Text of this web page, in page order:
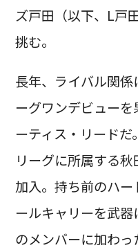
ズ戸田（以下、L戸
挑む。
長年、ライバル関
ーグワンデビュー
ーティス・リード
リーグに所属する
加入。持ち前のハ
ールキャリーを武
のメンバーに加わ